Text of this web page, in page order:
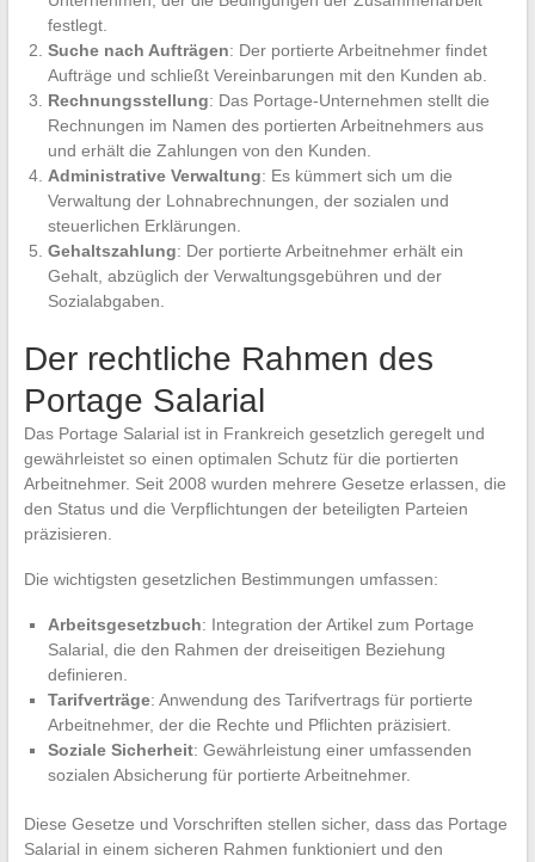
festlegt.
Suche nach Aufträgen: Der portierte Arbeitnehmer findet
Aufträge und schließt Vereinbarungen mit den Kunden ab.
Rechnungsstellung: Das Portage-Unternehmen stellt die
Rechnungen im Namen des portierten Arbeitnehmers aus
und erhält die Zahlungen von den Kunden.
Administrative Verwaltung: Es kümmert sich um die
Verwaltung der Lohnabrechnungen, der sozialen und
steuerlichen Erklärungen.
Gehaltszahlung: Der portierte Arbeitnehmer erhält ein
Gehalt, abzüglich der Verwaltungsgebühren und der
Sozialabgaben.
Der rechtliche Rahmen des
Portage Salarial
Das Portage Salarial ist in Frankreich gesetzlich geregelt und
gewährleistet so einen optimalen Schutz für die portierten
Arbeitnehmer. Seit 2008 wurden mehrere Gesetze erlassen, die
den Status und die Verpflichtungen der beteiligten Parteien
präzisieren.
Die wichtigsten gesetzlichen Bestimmungen umfassen:
Arbeitsgesetzbuch: Integration der Artikel zum Portage
Salarial, die den Rahmen der dreiseitigen Beziehung
definieren.
Tarifverträge: Anwendung des Tarifvertrags für portierte
Arbeitnehmer, der die Rechte und Pflichten präzisiert.
Soziale Sicherheit: Gewährleistung einer umfassenden
sozialen Absicherung für portierte Arbeitnehmer.
Diese Gesetze und Vorschriften stellen sicher, dass das Portage
Salarial in einem sicheren Rahmen funktioniert und den